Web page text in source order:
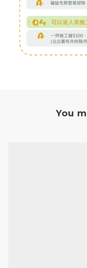
You